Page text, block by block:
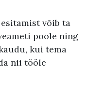
võib ta
poole ning
kui tema
nii tööle